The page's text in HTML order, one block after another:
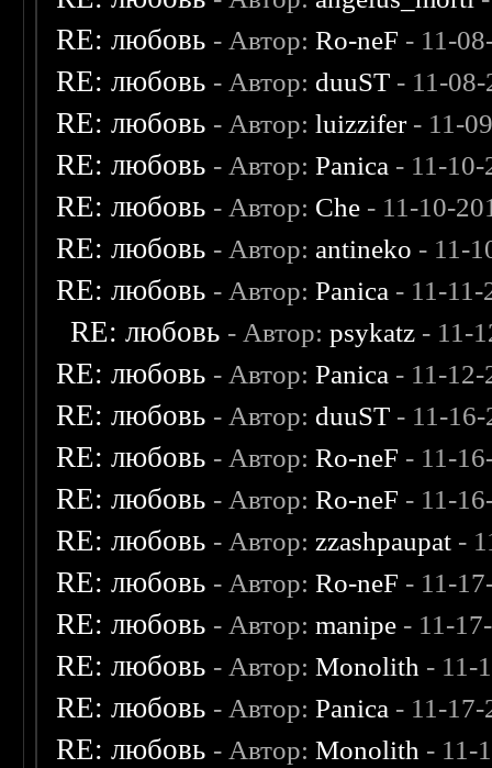
RE: любовь - Автор:Ro-neF - 11-
RE: любовь - Автор: duuST - 11-
RE: любовь - Автор:luizzifer- 11-
RE: любовь - Автор:Panica - 11-
RE: любовь - Автор: Che - 11-10-
RE: любовь - Автор: antineko - 11-
RE: любовь - Автор:Panica - 11-
RE: любовь - Автор:psykatz - 11-
RE: любовь - Автор:Panica - 11-
RE: любовь - Автор: duuST - 11-
RE: любовь - Автор:Ro-neF - 11-
RE: любовь - Автор:Ro-neF - 11-
RE: любовь - Автор: zzashpaupat -
RE: любовь - Автор:Ro-neF - 11-
RE: любовь - Автор:manipe - 11-
RE: любовь - Автор:Monolith - 11-
RE: любовь - Автор:Panica - 11-
RE: любовь - Автор:Monolith - 11-